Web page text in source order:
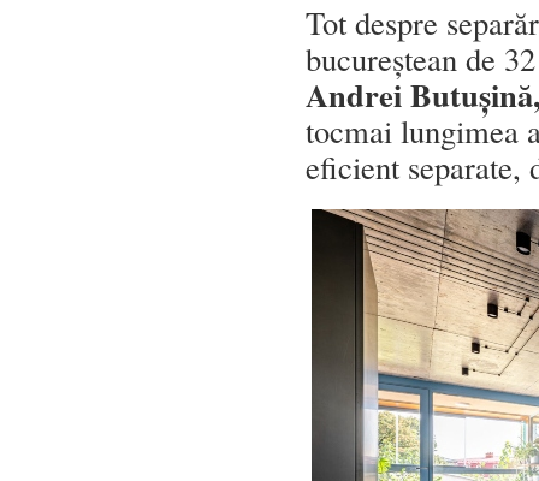
Tot despre
bucureștean de
Andrei
tocmai lungimea
eficient separate,